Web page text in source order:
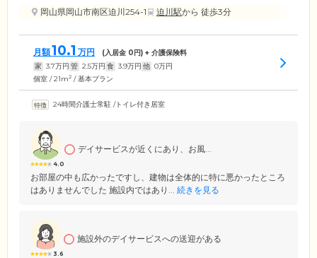
岡山県岡山市南区迫川254-1
迫川駅から 徒歩3分
月額10.1 万円 (入居金 0円) + 介護保険料
家 3.7万円 管 2.5万円 食 3.9万円 他 0万円
個室 / 21m2 / 基本プラン
24時間介護士常駐 /トイレ付き居室
4.0
デイサービスが近くにあり、お風...
お部屋の中も広かったですし、建物は全体的に特に悪かったところ
はありませんでした 施設内ではあり... 続きを見る
3.6
施設外のデイサービスへの送迎がある